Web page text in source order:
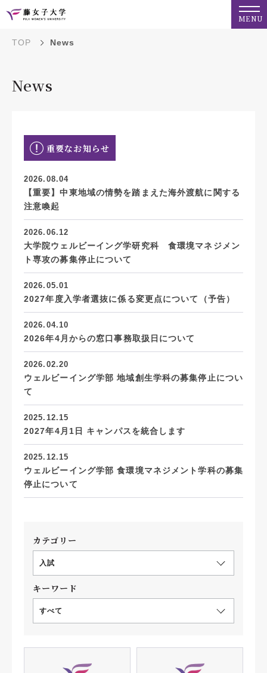
MENU
TOP News
News
重要なお知らせ
2026.08.04
【重要】中東地域の情勢を踏まえた海外渡航に関する
注意喚起
2026.06.12
大学院ウェルビーイング学研究科 食環境マネジメン
ト専攻の募集停止について
2026.05.01
2027年度入学者選抜に係る変更点について（予告）
2026.04.10
2026年4月からの窓口事務取扱日について
2026.02.20
ウェルビーイング学部 地域創生学科の募集停止につい
て
2025.12.15
2027年4月1日 キャンパスを統合します
2025.12.15
ウェルビーイング学部 食環境マネジメント学科の募集
停止について
カテゴリー
入試
キーワード
すべて